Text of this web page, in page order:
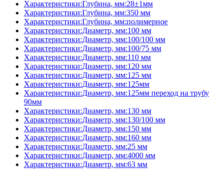
Характеристики:Глубина, мм:28±1мм
Характеристики:Глубина, мм:350 мм
Характеристики:Глубина, мм:полимерное
Характеристики:Диаметр, мм:100 мм
Характеристики:Диаметр, мм:100/100 мм
Характеристики:Диаметр, мм:100/75 мм
Характеристики:Диаметр, мм:110 мм
Характеристики:Диаметр, мм:120 мм
Характеристики:Диаметр, мм:125 мм
Характеристики:Диаметр, мм:125мм
Характеристики:Диаметр, мм:125мм переход на трубу
90мм
Характеристики:Диаметр, мм:130 мм
Характеристики:Диаметр, мм:130/100 мм
Характеристики:Диаметр, мм:150 мм
Характеристики:Диаметр, мм:160 мм
Характеристики:Диаметр, мм:25 мм
Характеристики:Диаметр, мм:4000 мм
Характеристики:Диаметр, мм:63 мм